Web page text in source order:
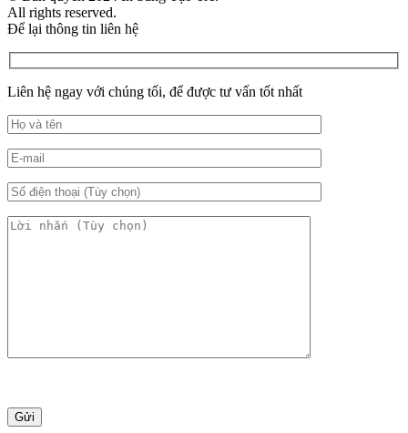
All rights reserved.
Để lại thông tin liên hệ
Liên hệ ngay với chúng tối, để được tư vấn tốt nhất